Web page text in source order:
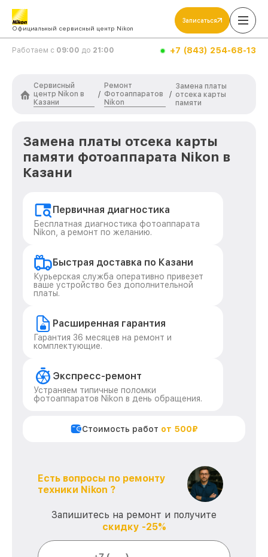
Официальный сервисный центр Nikon
Записаться
Работаем с 09:00 до 21:00 +7 (843) 254-68-13
Сервисный
центр Nikon в
Казани
/
Ремонт
Фотоаппаратов
Nikon
/
Замена платы
отсека карты
памяти
Замена платы отсека карты
памяти фотоаппарата Nikon в
Казани
Первичная диагностика
Бесплатная диагностика фотоаппарата
Nikon, а ремонт по желанию.
Быстрая доставка по Казани
Курьерская служба оперативно привезет
ваше устройство без дополнительной
платы.
Расширенная гарантия
Гарантия 36 месяцев на ремонт и
комплектующие.
Экспресс-ремонт
Устраняем типичные поломки
фотоаппаратов Nikon в день обращения.
Стоимость работ от 500₽
Есть вопросы по ремонту
техники Nikon ?
Запишитесь на ремонт и получите
скидку -25%